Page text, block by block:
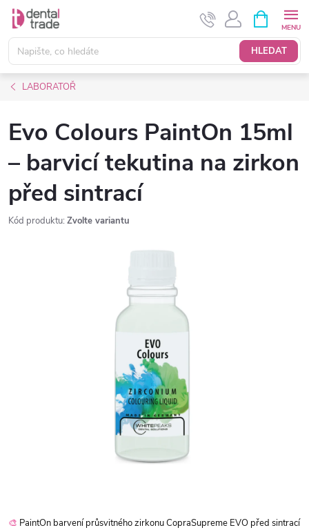
Přejít
obsah
HLEDAT
NÁKUPNÍ
KOŠÍK
LABORATOŘ
Evo Colours PaintOn 15ml
– barvicí tekutina na zirkon
před sintrací
Kód produktu: Zvolte variantu
🎨 PaintOn barvení průsvitného zirkonu CopraSupreme EVO před sintrací